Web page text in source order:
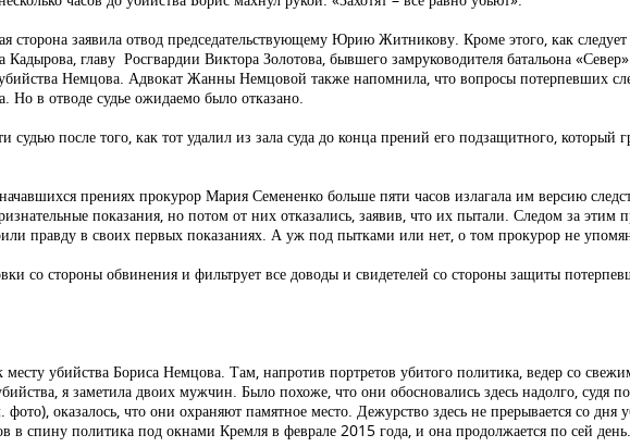
сторона заявила отвод председательствующему Юрию Житникову. Кроме этого, как следует
главу Росгвардии Виктора Золотова, бывшего замруководителя батальона
убийства Немцова. Адвокат Жанны Немцовой также напомнила, что вопросы потерпевших
Но в отводе судье ожидаемо было отказано.
после того, как тот удалил из зала суда до конца прений его подзащитного, который
прениях прокурор Мария Семененко больше пяти часов излагала им версию
показания, но потом от них отказались, заявив, что их пытали. Следом за этим
правду в своих первых показаниях. А уж под пытками или нет, о том прокурор не
со стороны обвинения и фильтрует все доводы и свидетелей со стороны защиты
убийства Бориса Немцова. Там, напротив портретов убитого политика, ведер со
я заметила двоих мужчин. Было похоже, что они обосновались здесь надолго, судя
оказалось, что они охраняют памятное место. Дежурство здесь не прерывается со дня
в спину политика под окнами Кремля в феврале 2015 года, и она продолжается по сей день.